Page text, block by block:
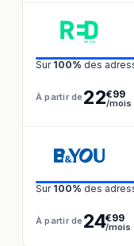
Sur 100% des
À partir de 22€99
/mois
Sur 100% des
À partir de 24€99
/mois